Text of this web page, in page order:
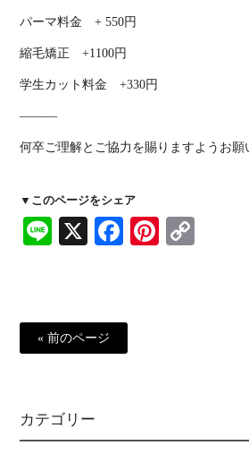
パーマ料金 + 550円
縮毛矯正 +1100円
学生カット料金 +330円
———
何卒ご理解とご協力を賜りますようお願
▼このページをシェア
LineX Facebook
Pinterest
« 前のページ
カテゴリー